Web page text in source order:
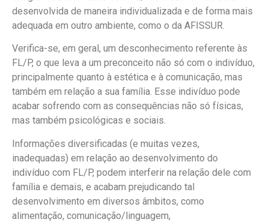
desenvolvida de maneira individualizada e de forma mais
adequada em outro ambiente, como o da AFISSUR.
Verifica-se, em geral, um desconhecimento referente às
FL/P, o que leva a um preconceito não só com o indivíduo,
principalmente quanto à estética e à comunicação, mas
também em relação a sua família. Esse indivíduo pode
acabar sofrendo com as consequências não só físicas,
mas também psicológicas e sociais.
Informações diversificadas (e muitas vezes,
inadequadas) em relação ao desenvolvimento do
indivíduo com FL/P, podem interferir na relação dele com
família e demais, e acabam prejudicando tal
desenvolvimento em diversos âmbitos, como
alimentação, comunicação/linguagem,